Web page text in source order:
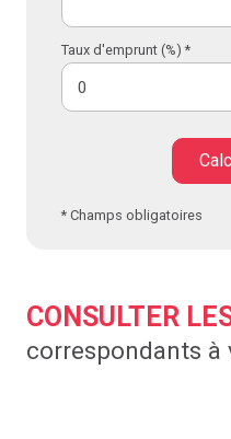
Taux d'emprunt (%) *
* Champs obligatoires
CONSULTER
correspondants à